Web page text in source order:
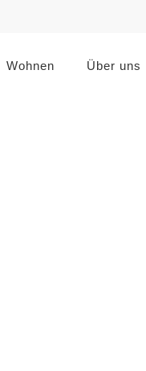
Wohnen Über uns